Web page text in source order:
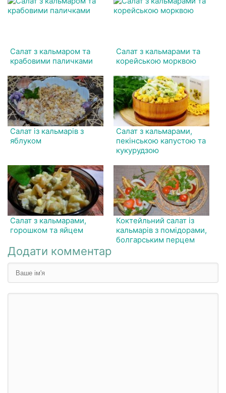
Салат з кальмаром та
крабовими паличками
Салат з кальмарами та
корейською морквою
Салат із кальмарів з
яблуком
Салат з кальмарами,
пекінською капустою та
кукурудзою
Салат з кальмарами,
горошком та яйцем
Коктейльний салат із
кальмарів з помідорами,
болгарським перцем
Додати комментар